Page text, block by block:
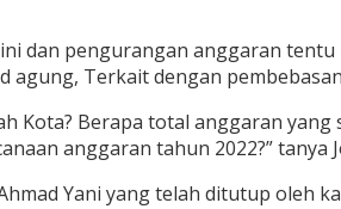
dan pengurangan anggaran
agung, Terkait dengan
Kota? Berapa total anggaran
anggaran tahun 2022?” tanya
Yani yang telah ditutup oleh